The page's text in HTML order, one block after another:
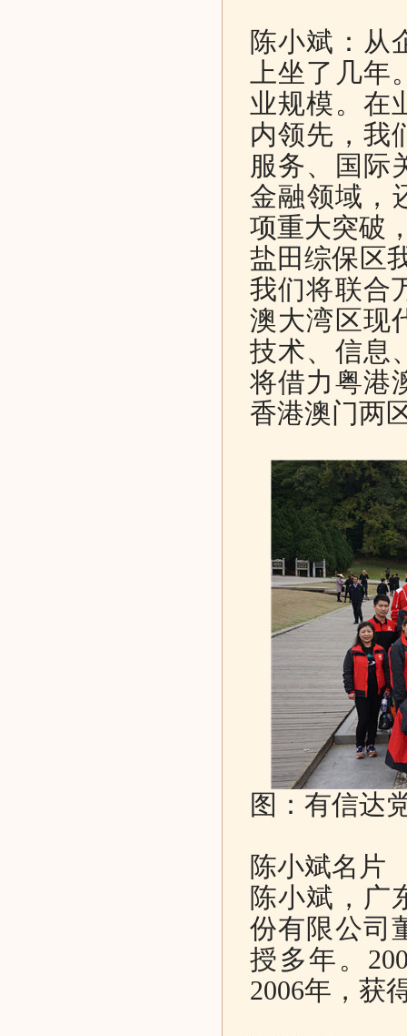
陈小斌：从
上坐了几
业规模。在
内领先，我
服务、国际
金融领域，
项重大突破
盐田综保区
我们将联合
澳大湾区现
技术、信息
将借力粤港
香港澳门两
图：有信达
陈小斌名片
陈小斌，广
份有限公司
授多年。
2006年，获